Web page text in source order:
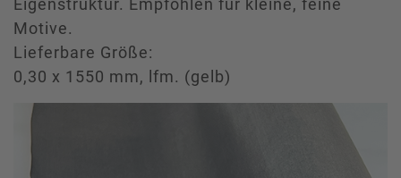
Eigenstruktur. Empfohlen für kleine, feine
Motive.
Lieferbare Größe:
0,30 x 1550 mm, lfm. (gelb)